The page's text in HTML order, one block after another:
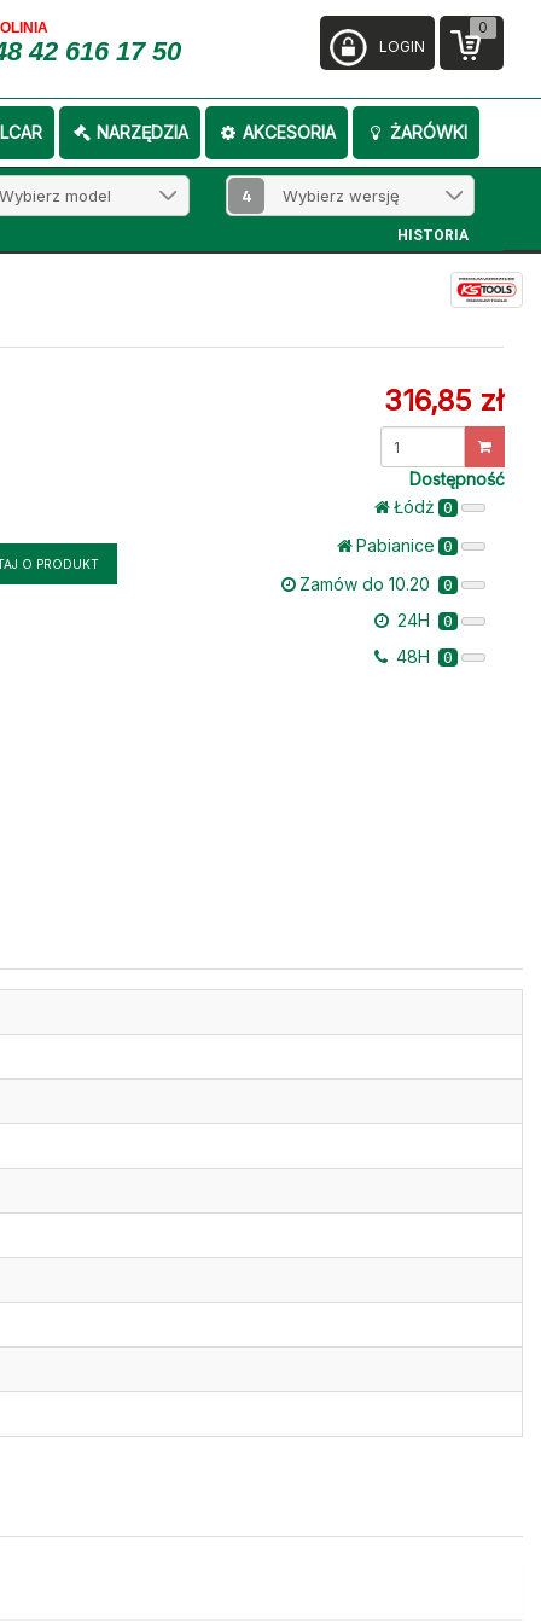
42 616 17 50
NARZĘDZIA AKCESORIA ŻARÓWKI
0
LOGIN
4
HISTORIA
O PRODUKT
316,85 zł
Dostępność
Łódż 0
Pabianice 0
Zamów do 10.20 0
24H 0
48H 0